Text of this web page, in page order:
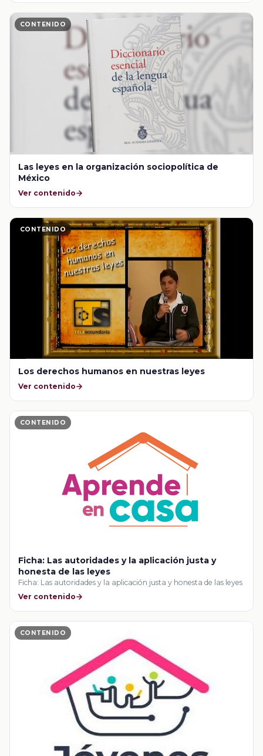
CONTENIDO
Las leyes en la organización sociopolítica de
México
Ver contenido
CONTENIDO
Los derechos humanos en nuestras leyes
Ver contenido
CONTENIDO
Ficha: Las autoridades y la aplicación justa y
honesta de las leyes
Ficha: Las autoridades y la aplicación justa y honesta de las leyes
Ver contenido
CONTENIDO